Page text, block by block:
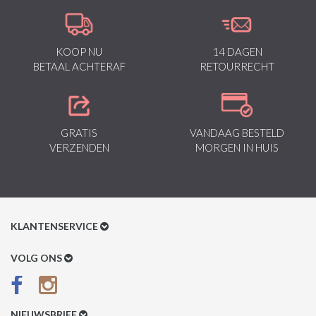
KOOP NU
BETAAL ACHTERAF
14 DAGEN
RETOURRECHT
GRATIS
VERZENDEN
VANDAAG BESTELD
MORGEN IN HUIS
KLANTENSERVICE
Klantenservice
Betaalmethoden
VOLG ONS